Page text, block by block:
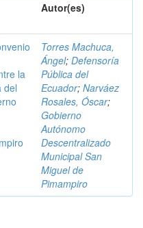
Autor(es)
la
del
Torres Machuca,
Ángel; Defensoría
Pública del
Ecuador; Narváez
Rosales, Óscar;
Gobierno
Autónomo
Descentralizado
Municipal San
Miguel de
Pimampiro